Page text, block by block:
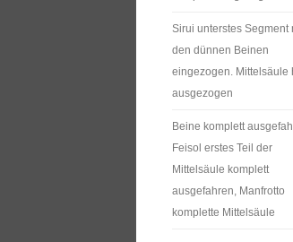
Sirui unterstes Segment
den dünnen Beinen
eingezogen. Mittelsäule
ausgezogen
Beine komplett
Feisol erstes Teil der
Mittelsäule komplett
ausgefahren, Manfrotto
komplette Mittelsäule